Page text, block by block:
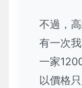
不過，
有一次
一家
以價格